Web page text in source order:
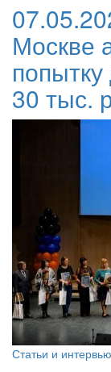
Москве
30 тыс.
Статьи и интервью